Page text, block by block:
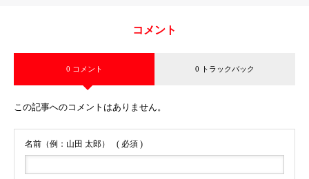
コメント
0 コメント 0 トラックバック
この記事へのコメントはありません。
名前（例：山田 太郎） ( 必須 )